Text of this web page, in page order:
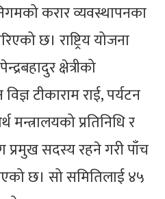
करार व्यवस्थापनका
छ। राष्ट्रिय योजना
क्षेत्रीको
टीकाराम राई, पर्यटन
मन्त्रालयको प्रतिनिधि र
प्रमुख सदस्य रहने गरी पाँच
छ। सो समितिलाई ४५